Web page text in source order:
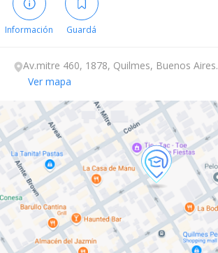
Información Guardá
Av.mitre 460, 1878, Quilmes, Buenos Aires.
Ver mapa